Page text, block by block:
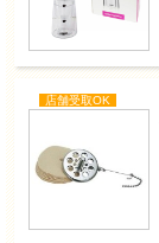
店舗受取OK